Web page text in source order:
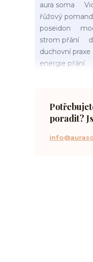
aura soma
řůžový
poseidon
strom přání
duchovní praxe
energie přání
práce s
přání a
poradit?